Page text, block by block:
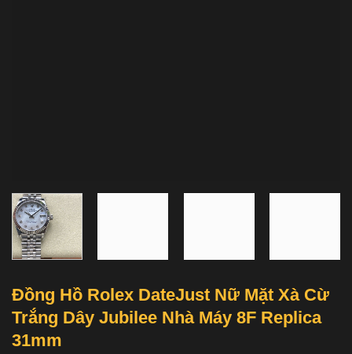
Đồng Hồ Rolex DateJust Nữ Mặt Xà Cừ
Trắng Dây Jubilee Nhà Máy 8F Replica
31mm